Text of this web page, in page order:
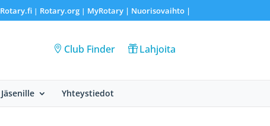
Rotary.fi| Rotary.org| MyRotary | Nuorisovaihto|
Club Finder Lahjoita
Jäsenille Yhteystiedot